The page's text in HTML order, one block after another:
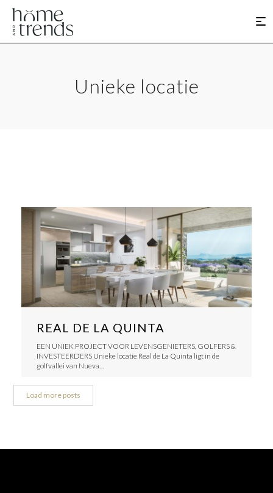
Unieke locatie
REAL DE LA QUINTA
EEN UNIEK PROJECT VOOR LEVENSGENIETERS, GOLFERS &
INVESTEERDERS Unieke locatie Real de La Quinta ligt in de
golfvallei van Nueva…
Load more posts